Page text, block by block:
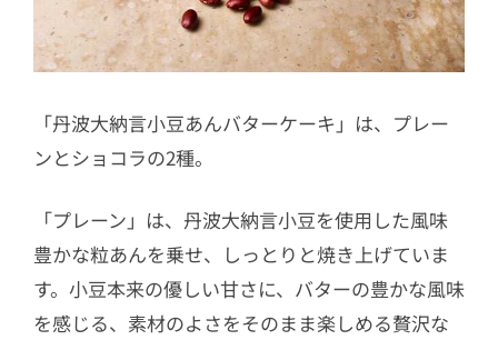
「丹波大納言小豆あんバターケーキ」は、プレー
ンとショコラの2種。
「プレーン」は、丹波大納言小豆を使用した風味
豊かな粒あんを乗せ、しっとりと焼き上げていま
す。小豆本来の優しい甘さに、バターの豊かな風味
を感じる、素材のよさをそのまま楽しめる贅沢な